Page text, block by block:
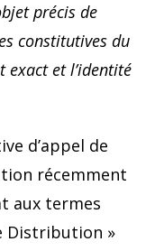
précis de
constitutives du
exact et l’identité
d’appel de
récemment
aux termes
Distribution »